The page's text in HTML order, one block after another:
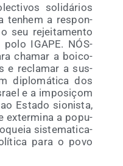
soli­dá­rios
tenhem a res­pon­
seu rejei­ta­men­to
IGAPE. NÓS-
cha­mar a boi­co­
e recla­mar a sus­
diplo­má­ti­ca dos
e a impo­siçom
Esta­do sio­nis­ta,
exter­mi­na a popu­
sis­te­ma­ti­ca­
para o povo